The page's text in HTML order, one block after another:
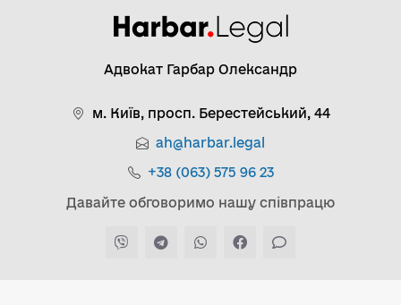
Адвокат Гарбар Олександр
м. Київ, просп. Берестейський, 44
ah@harbar.legal
+38 (063) 575 96 23
Давайте обговоримо нашу співпрацю